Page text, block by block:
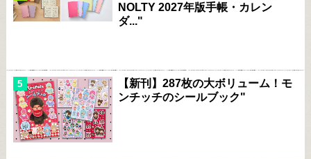
NOLTY 2027年版手帳・カレン
ダ..."
【新刊】287枚の大ボリューム！モ
ンチッチのシールブック"